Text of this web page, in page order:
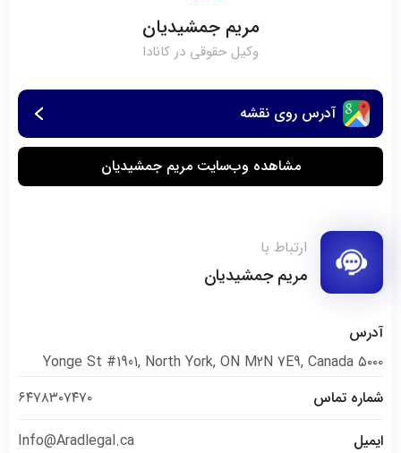
مریم جمشیدیان
وکیل حقوقی در کانادا
آدرس روی نقشه
مشاهده وب‌سایت مریم جمشیدیان
ارتباط با
مریم جمشیدیان
آدرس
۵۰۰۰ Yonge St #1901, North York, ON M2N 7E9, Canada
شماره تماس
۶۴۷۸۳۰۷۴۷۰
ایمیل
Info@Aradlegal.ca